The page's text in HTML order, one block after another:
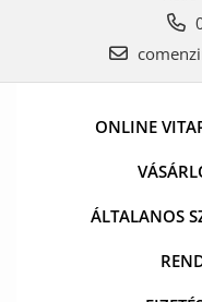
ONLINE
ÁLTALANOS